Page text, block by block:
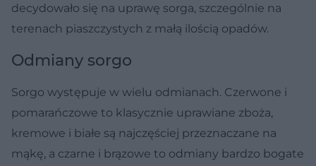
decydowało się na uprawę sorga, szczególnie na
terenach piaszczystych z małą ilością opadów.
Odmiany sorgo
Sorgo występuje w wielu odmianach. Czerwone i
pomarańczowe to klasycznie uprawiane zboża,
kremowe i białe są najczęściej przeznaczane na
mąkę, a czarne i brązowe to odmiany bardzo bogate